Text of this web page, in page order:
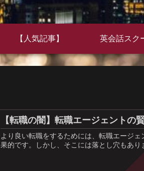
【人気記事】 英会話スク
【転職の闇】転職エージェントの
より良い転職をするためには、転職エージ
果的です。しかし、そこには落とし穴もあり